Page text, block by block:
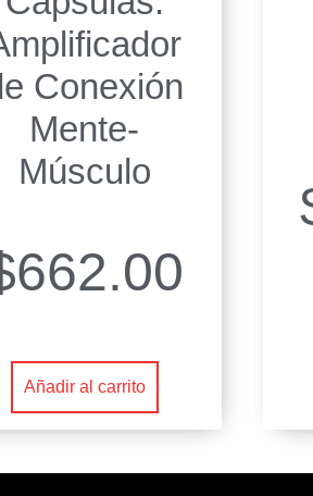
Conexión
Mente-
Músculo
662.00
Añadir al carrito